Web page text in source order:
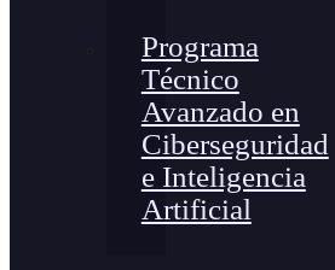
Programa
Técnico
Avanzado en
Ciberseguridad
e Inteligencia
Artificial